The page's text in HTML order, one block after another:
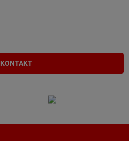
KONTAKT